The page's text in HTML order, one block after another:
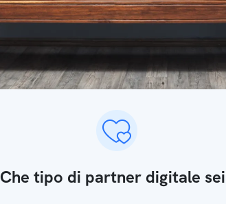
Che tipo di partner digitale